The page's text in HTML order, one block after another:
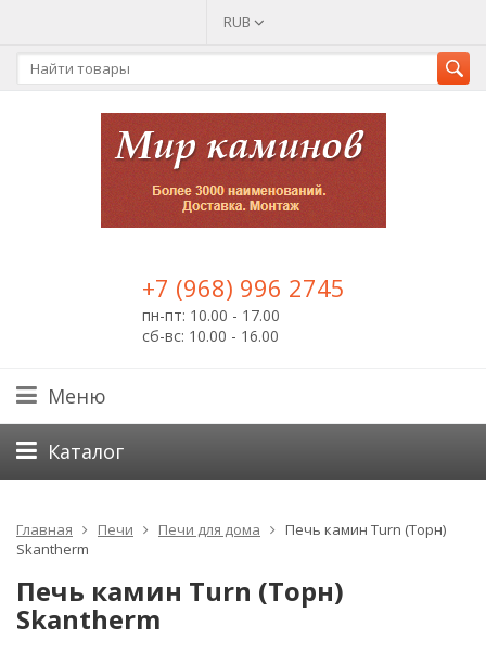
RUB
+7 (968) 996 2745
пн-пт: 10.00 - 17.00
сб-вс: 10.00 - 16.00
Меню
Каталог
Главная Печи Печи для дома
Печь камин Turn (Торн)
Skantherm
Печь камин Turn (Торн)
Skantherm